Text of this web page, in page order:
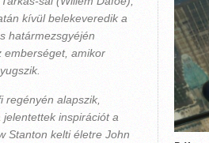
kívül belekeveredik a
határmezsgyéjén
emberséget, amikor
regényén alapszik,
inspirációt a
Stanton kelti életre John